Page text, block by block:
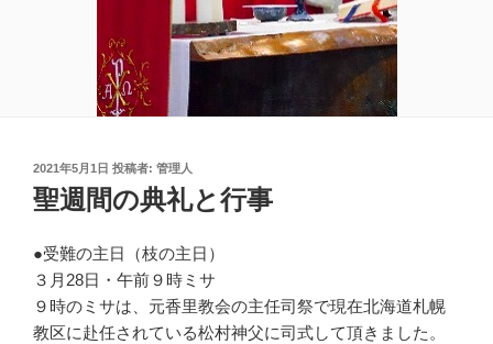
投
稿
日:
2021年5月1日 投稿者: 管理人
聖週間の典礼と行事
●受難の主日（枝の主日）
３月28日・午前９時ミサ
９時のミサは、元香里教会の主任司祭で現在北海道札幌
教区に赴任されている松村神父に司式して頂きました。